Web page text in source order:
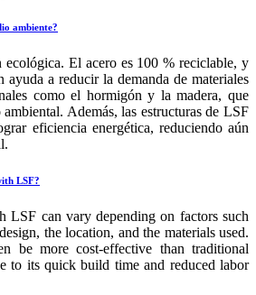
ambiente?
El acero es 100 % reciclable, y
ayuda a reducir la demanda de materiales
como el hormigón y la madera, que
Además, las estructuras de LSF
eficiencia energética, reduciendo aún
LSF?
LSF can vary depending on factors such
the location, and the materials used.
be more cost-effective than traditional
to its quick build time and reduced labor